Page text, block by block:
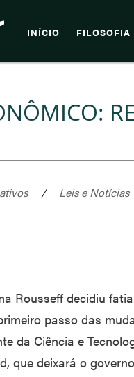
INÍCIO FILOSOFIA
/ Leis e Notícias
Rousseff decidiu
passo das
da Ciência e
que deixará o